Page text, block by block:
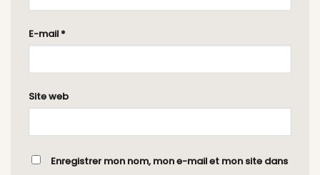
E-mail *
Site web
Enregistrer mon nom, mon e-mail et mon site dans